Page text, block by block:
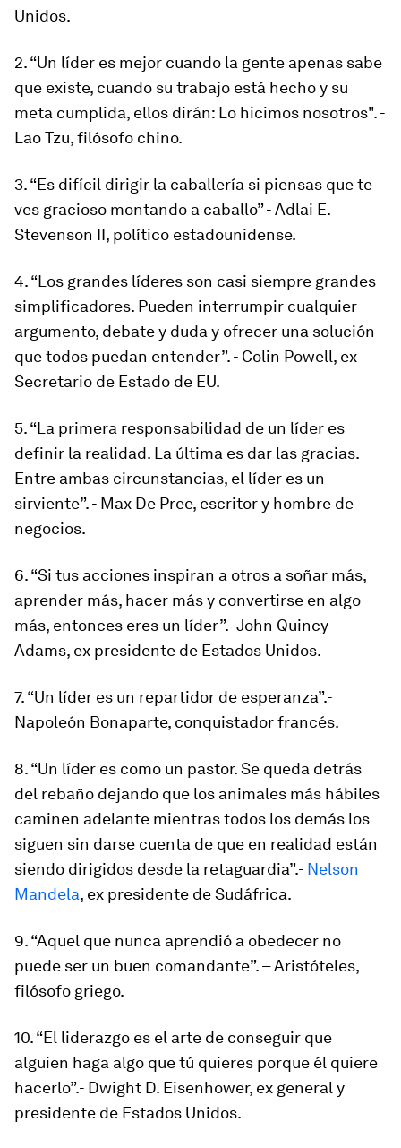
Unidos.
2. “Un líder es mejor cuando la gente apenas sabe
que existe, cuando su trabajo está hecho y su
meta cumplida, ellos dirán: Lo hicimos nosotros". -
Lao Tzu, filósofo chino.
3. “Es difícil dirigir la caballería si piensas que te
ves gracioso montando a caballo” - Adlai E.
Stevenson II, político estadounidense.
4. “Los grandes líderes son casi siempre grandes
simplificadores. Pueden interrumpir cualquier
argumento, debate y duda y ofrecer una solución
que todos puedan entender”. - Colin Powell, ex
Secretario de Estado de EU.
5. “La primera responsabilidad de un líder es
definir la realidad. La última es dar las gracias.
Entre ambas circunstancias, el líder es un
sirviente”. - Max De Pree, escritor y hombre de
negocios.
6. “Si tus acciones inspiran a otros a soñar más,
aprender más, hacer más y convertirse en algo
más, entonces eres un líder”.- John Quincy
Adams, ex presidente de Estados Unidos.
7. “Un líder es un repartidor de esperanza”.-
Napoleón Bonaparte, conquistador francés.
8. “Un líder es como un pastor. Se queda detrás
del rebaño dejando que los animales más hábiles
caminen adelante mientras todos los demás los
siguen sin darse cuenta de que en realidad están
siendo dirigidos desde la retaguardia”.- Nelson
Mandela, ex presidente de Sudáfrica.
9. “Aquel que nunca aprendió a obedecer no
puede ser un buen comandante”. – Aristóteles,
filósofo griego.
10. “El liderazgo es el arte de conseguir que
alguien haga algo que tú quieres porque él quiere
hacerlo”.- Dwight D. Eisenhower, ex general y
presidente de Estados Unidos.